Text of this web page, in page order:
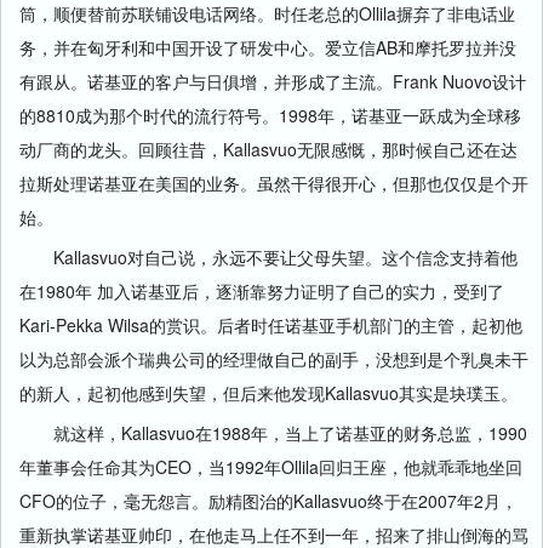
筒，顺便替前苏联铺设电话网络。时任老总的Ollila摒弃了非电话业
务，并在匈牙利和中国开设了研发中心。爱立信AB和摩托罗拉并没
有跟从。诺基亚的客户与日俱增，并形成了主流。Frank Nuovo设计
的8810成为那个时代的流行符号。1998年，诺基亚一跃成为全球移
动厂商的龙头。回顾往昔，Kallasvuo无限感慨，那时候自己还在达
拉斯处理诺基亚在美国的业务。虽然干得很开心，但那也仅仅是个开
始。
Kallasvuo对自己说，永远不要让父母失望。这个信念支持着他
在1980年 加入诺基亚后，逐渐靠努力证明了自己的实力，受到了
Kari-Pekka Wilsa的赏识。后者时任诺基亚手机部门的主管，起初他
以为总部会派个瑞典公司的经理做自己的副手，没想到是个乳臭未干
的新人，起初他感到失望，但后来他发现Kallasvuo其实是块璞玉。
就这样，Kallasvuo在1988年，当上了诺基亚的财务总监，1990
年董事会任命其为CEO，当1992年Ollila回归王座，他就乖乖地坐回
CFO的位子，毫无怨言。励精图治的Kallasvuo终于在2007年2月，
重新执掌诺基亚帅印，在他走马上任不到一年，招来了排山倒海的骂